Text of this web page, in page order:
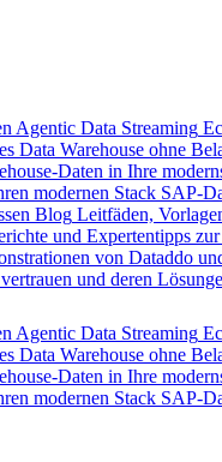
Agentic Data Streaming
Data Warehouse ohne
Daten in Ihre
modernen Stack SAP-
Blog Leitfäden,
und Expertentipps
von Dataddo
und deren
Agentic Data Streaming
Data Warehouse ohne
Daten in Ihre
modernen Stack SAP-